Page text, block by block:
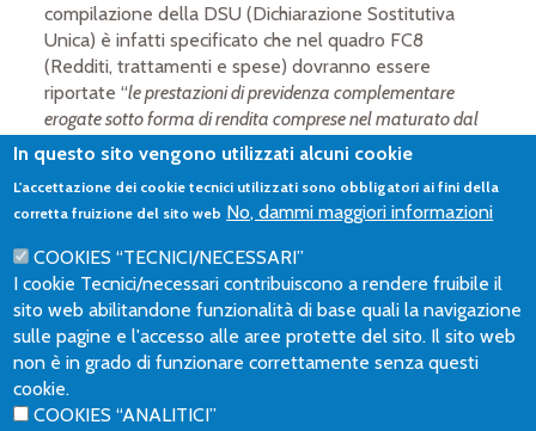
compilazione della DSU (Dichiarazione Sostitutiva
Unica) è infatti specificato che nel quadro FC8
(Redditi, trattamenti e spese) dovranno essere
riportate “le prestazioni di previdenza complementare
erogate sotto forma di rendita comprese nel maturato dal
1° gennaio 2007 ”. Nelle indicazioni è poi specificato che
“Non devono essere indicate le prestazioni erogate dai fondi
pensione sotto forma di capitale”.
2021
Fonti: “Istruzioni alla compilazione anno 2021”, disponibile
sul sitowww.inps.it.
FONDOPOSTE
In questo sito vengono utilizzati alcuni cookie
L'accettazione dei cookie tecnici utilizzati sono obbligatori ai fini della
corretta fruizione del sito web No, dammi maggiori informazioni
COOKIES “TECNICI/NECESSARI”
I cookie Tecnici/necessari contribuiscono a rendere fruibile il
sito web abilitandone funzionalità di base quali la navigazione
sulle pagine e l'accesso alle aree protette del sito. Il sito web
non è in grado di funzionare correttamente senza questi
cookie.
COOKIES “ANALITICI”